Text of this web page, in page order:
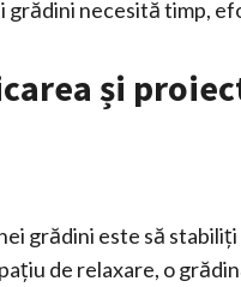
grădini necesită timp,
și
grădini este să
de relaxare, o